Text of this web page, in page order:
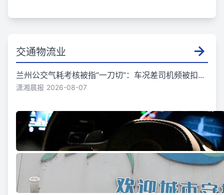
交通物流业
兰州公交气耗考核被指“一刀切”：车况差司机频被扣...
潇湘晨报 2026-08-07